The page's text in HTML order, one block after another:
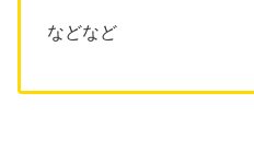
などなど